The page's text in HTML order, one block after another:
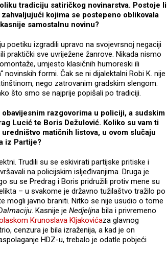
tradiciju satiričkog novinarstva. Postoje li
kojima se postepeno oblikovala
samostalnu novinu?
poetiku izgradili upravo na svojevrsnoj negaciji
sve uvriježene žanrove. Nikada nismo
umjesto klasičnih humoreski ili
novinskih formi. Čak se ni dijalektalni Robi K. nije
nego zatrovanim gradskim slengom.
što smo se najprije popišali po tradiciji.
razgovorima u policiji, a sudskim
Lucić te Boris Dežulović. Koliko su vam ti
matičnih listova, u ovom slučaju
iz Partije?
Trudili su se eskivirati partijske pritiske i
na policijskim isljeđivanjima. Druga je
su se Predrag i Boris pridružili protiv mene su
– u svakome je državno tužilaštvo tražilo po
mogli javno braniti. Nitko se nije usudio o tome
. Kasnije je Nedjeljna bila i privremeno
Krunoslava Kljakovićaza glavnog
cenzura je bila izraženija, a kad je on
HDZ-u, trebalo je odatle pobjeći